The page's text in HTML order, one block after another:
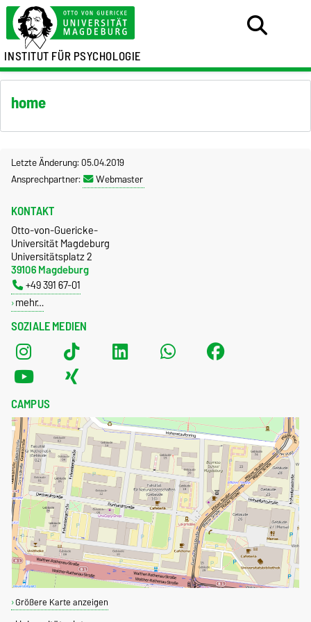
INSTITUT FÜR PSYCHOLOGIE
home
Letzte Änderung: 05.04.2019
Ansprechpartner:
Webmaster
SOZIALE MEDIEN
KONTAKT
Otto-von-Guericke-
Universität Magdeburg
Universitätsplatz 2
39106 Magdeburg
+49 391 67-01
mehr…
CAMPUS
Größere Karte anzeigen